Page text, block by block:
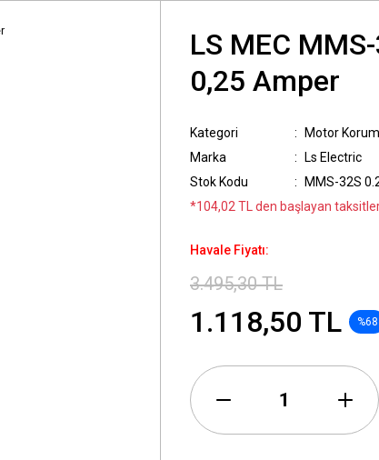
LS MEC
0,25 Amper
Kategori
Motor
Marka
Ls Electric
Stok Kodu
MMS-32S
*104,02 TL den başlayan
Havale Fiyatı:
3.495,30 TL
1.118,50 TL %68